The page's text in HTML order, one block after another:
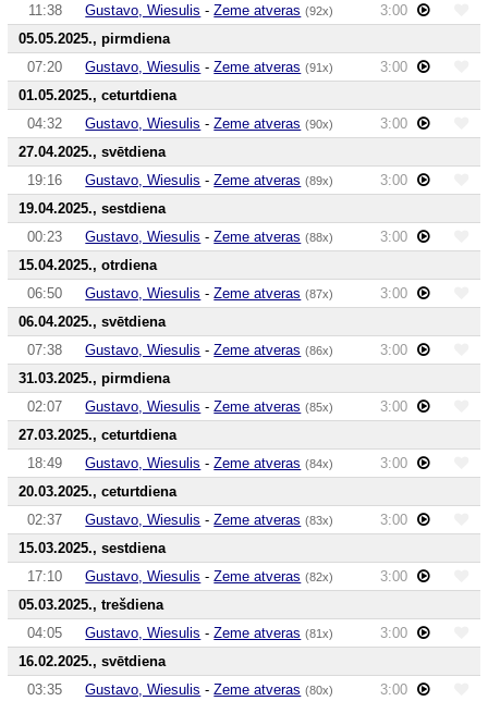
11:38
Gustavo, Wiesulis -Zeme atveras (92x)
3:00
05.05.2025., pirmdiena
07:20
Gustavo, Wiesulis -Zeme atveras (91x)
3:00
01.05.2025., ceturtdiena
04:32
Gustavo, Wiesulis -Zeme atveras (90x)
3:00
27.04.2025., svētdiena
19:16
Gustavo, Wiesulis -Zeme atveras (89x)
3:00
19.04.2025., sestdiena
00:23
Gustavo, Wiesulis -Zeme atveras (88x)
3:00
15.04.2025., otrdiena
06:50
Gustavo, Wiesulis -Zeme atveras (87x)
3:00
06.04.2025., svētdiena
07:38
Gustavo, Wiesulis -Zeme atveras (86x)
3:00
31.03.2025., pirmdiena
02:07
Gustavo, Wiesulis -Zeme atveras (85x)
3:00
27.03.2025., ceturtdiena
18:49
Gustavo, Wiesulis -Zeme atveras (84x)
3:00
20.03.2025., ceturtdiena
02:37
Gustavo, Wiesulis -Zeme atveras (83x)
3:00
15.03.2025., sestdiena
17:10
Gustavo, Wiesulis -Zeme atveras (82x)
3:00
05.03.2025., trešdiena
04:05
Gustavo, Wiesulis -Zeme atveras (81x)
3:00
16.02.2025., svētdiena
03:35
Gustavo, Wiesulis -Zeme atveras (80x) 3:00